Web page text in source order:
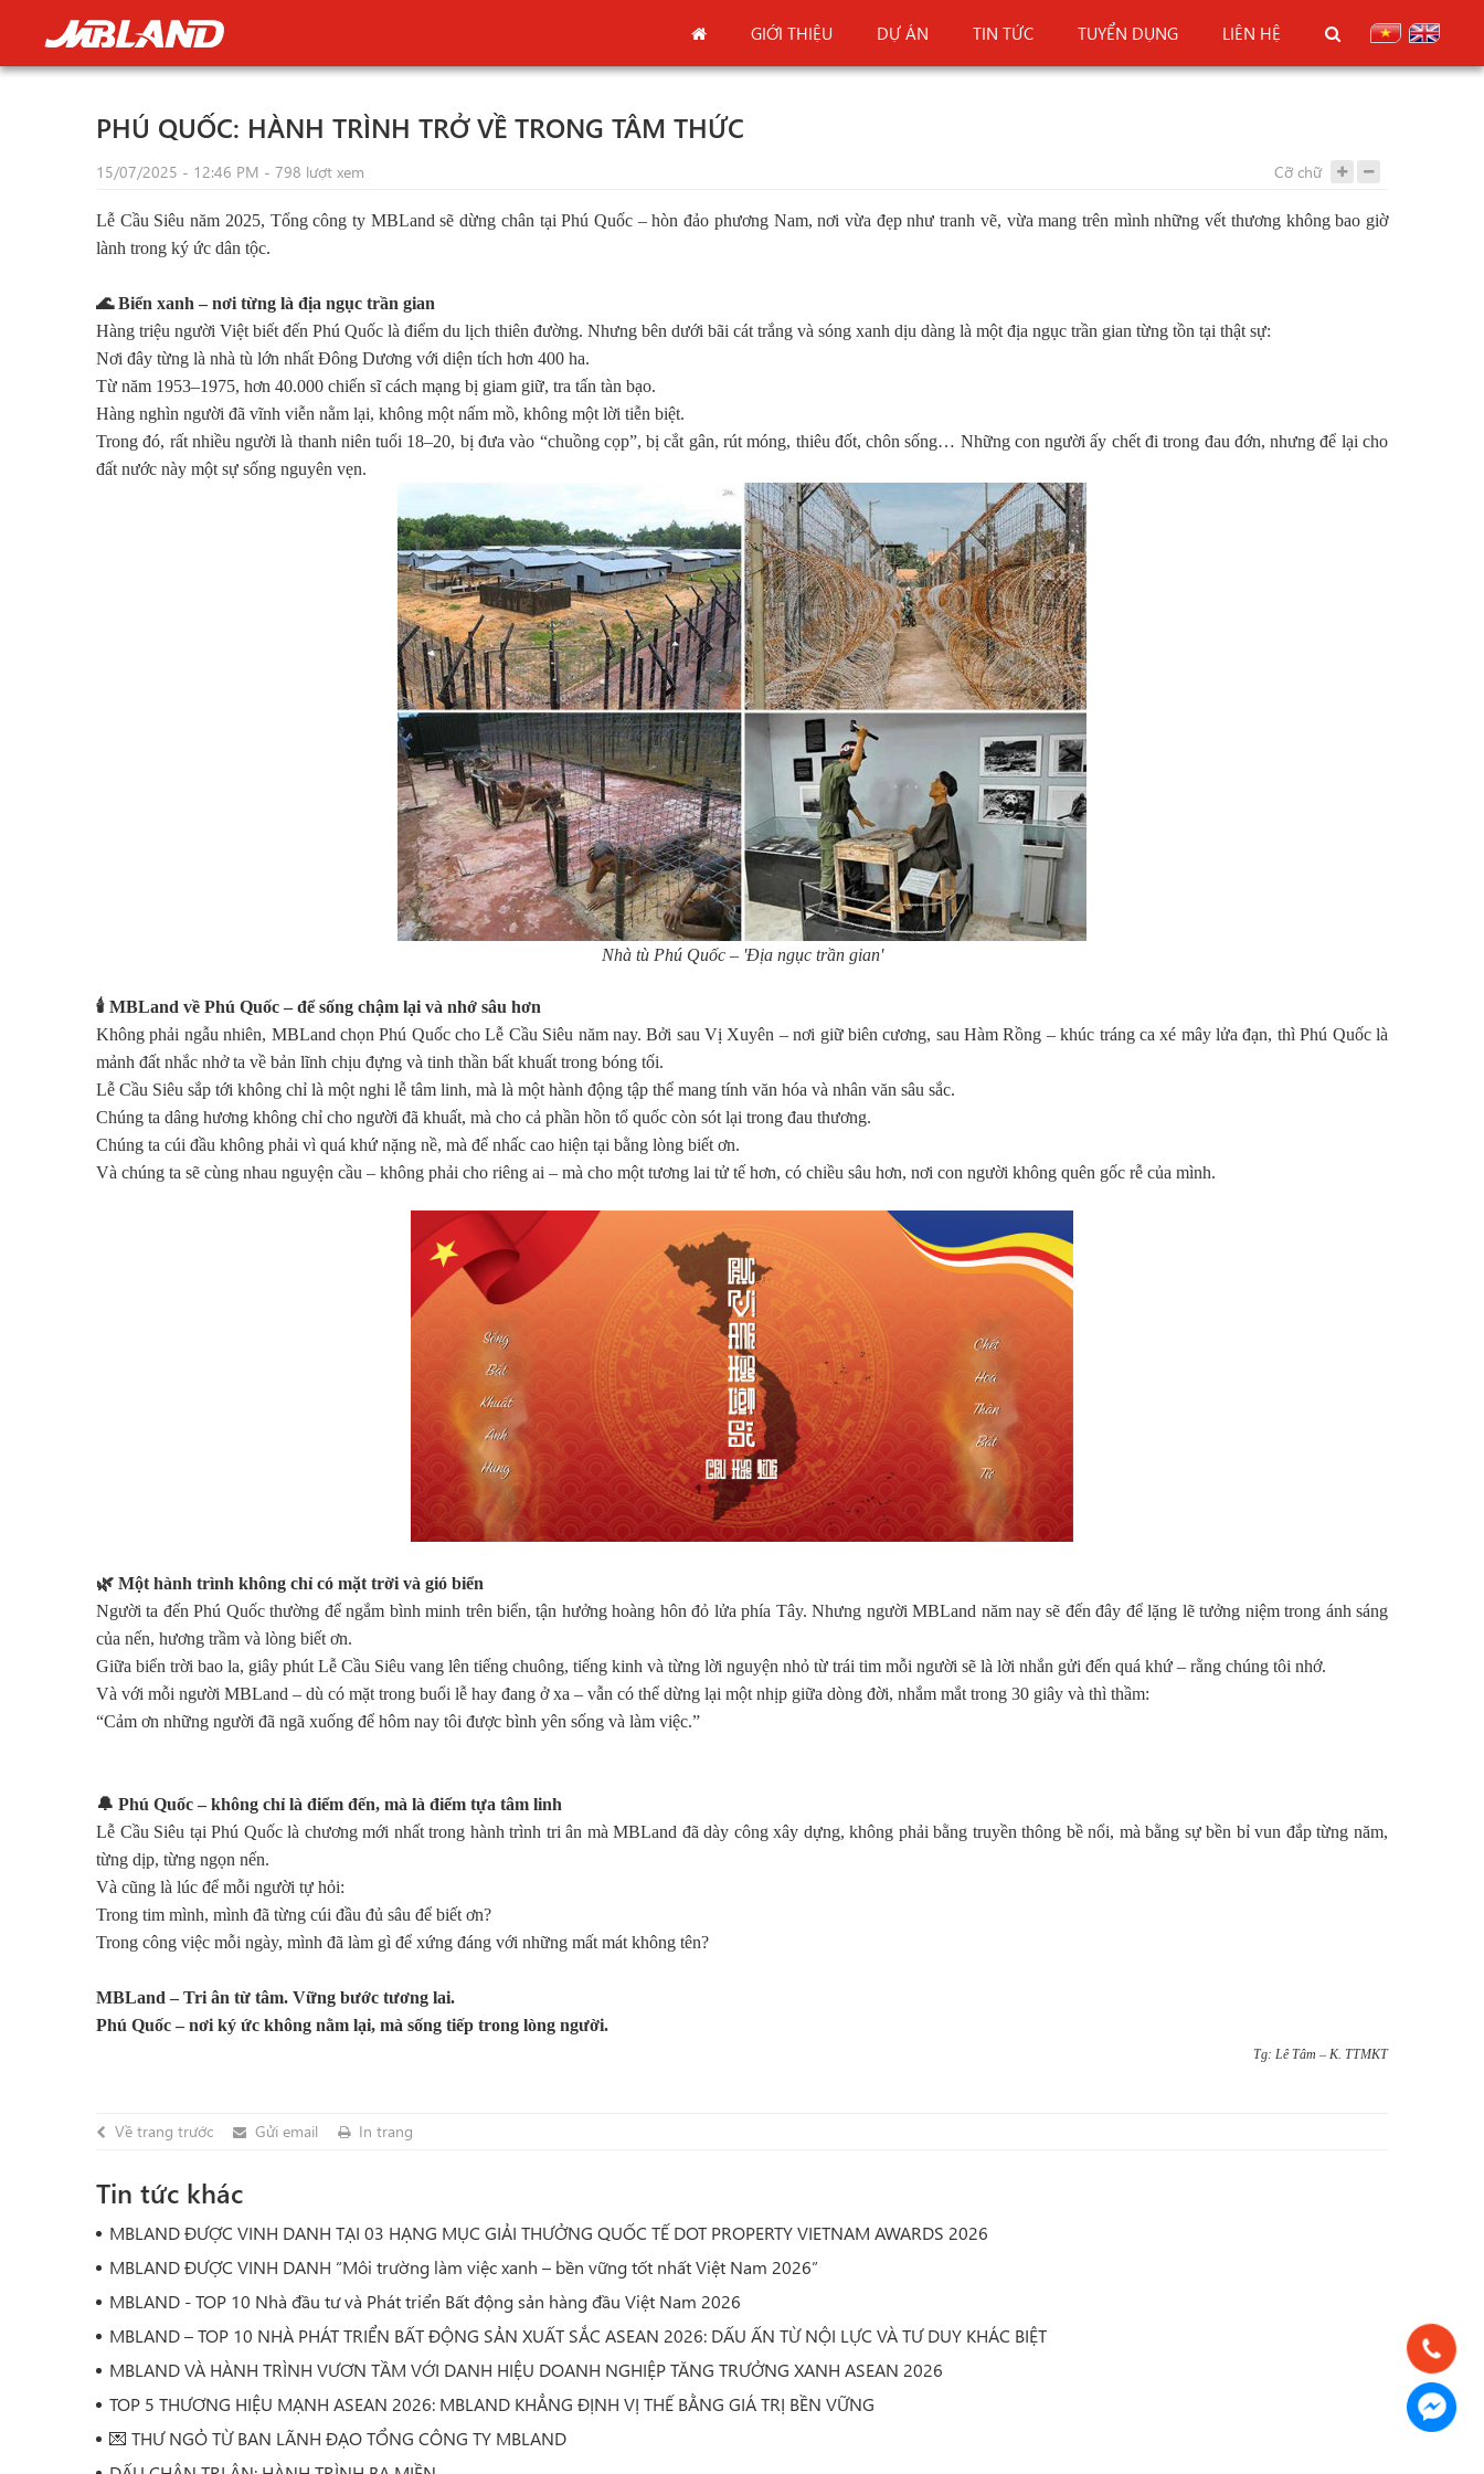
GIỚI THIỆU DỰ ÁN TIN TỨC TUYỂN DỤNG LIÊN HỆ
PHÚ QUỐC: HÀNH TRÌNH TRỞ VỀ TRONG TÂM THỨC
15/07/2025 - 12:46 PM - 798 lượt xem Cỡ chữ
Lễ Cầu Siêu năm 2025, Tổng công ty MBLand sẽ dừng chân tại Phú Quốc – hòn đảo phương Nam, nơi vừa đẹp như tranh vẽ, vừa mang trên mình những vết thương không bao giờ
lành trong ký ức dân tộc.
🌊Biển xanh – nơi từng là địa ngục trần gian
Hàng triệu người Việt biết đến Phú Quốc là điểm du lịch thiên đường. Nhưng bên dưới bãi cát trắng và sóng xanh dịu dàng là một địa ngục trần gian từng tồn tại thật sự:
Nơi đây từng là nhà tù lớn nhất Đông Dương với diện tích hơn 400 ha.
Từ năm 1953–1975, hơn 40.000 chiến sĩ cách mạng bị giam giữ, tra tấn tàn bạo.
Hàng nghìn người đã vĩnh viễn nằm lại, không một nấm mồ, không một lời tiễn biệt.
Trong đó, rất nhiều người là thanh niên tuổi 18–20, bị đưa vào “chuồng cọp”, bị cắt gân, rút móng, thiêu đốt, chôn sống… Những con người ấy chết đi trong đau đớn, nhưng để lại cho
đất nước này một sự sống nguyên vẹn.
Nhà tù Phú Quốc – 'Địa ngục trần gian'
🕯️ MBLand về Phú Quốc – để sống chậm lại và nhớ sâu hơn
Không phải ngẫu nhiên, MBLand chọn Phú Quốc cho Lễ Cầu Siêu năm nay. Bởi sau Vị Xuyên – nơi giữ biên cương, sau Hàm Rồng – khúc tráng ca xé mây lửa đạn, thì Phú Quốc là
mảnh đất nhắc nhở ta về bản lĩnh chịu đựng và tinh thần bất khuất trong bóng tối.
Lễ Cầu Siêu sắp tới không chỉ là một nghi lễ tâm linh, mà là một hành động tập thể mang tính văn hóa và nhân văn sâu sắc.
Chúng ta dâng hương không chỉ cho người đã khuất, mà cho cả phần hồn tổ quốc còn sót lại trong đau thương.
Chúng ta cúi đầu không phải vì quá khứ nặng nề, mà để nhấc cao hiện tại bằng lòng biết ơn.
Và chúng ta sẽ cùng nhau nguyện cầu – không phải cho riêng ai – mà cho một tương lai tử tế hơn, có chiều sâu hơn, nơi con người không quên gốc rễ của mình.
🌿 Một hành trình không chỉ có mặt trời và gió biển
Người ta đến Phú Quốc thường để ngắm bình minh trên biển, tận hưởng hoàng hôn đỏ lửa phía Tây. Nhưng người MBLand năm nay sẽ đến đây để lặng lẽ tưởng niệm trong ánh sáng
của nến, hương trầm và lòng biết ơn.
Giữa biển trời bao la, giây phút Lễ Cầu Siêu vang lên tiếng chuông, tiếng kinh và từng lời nguyện nhỏ từ trái tim mỗi người sẽ là lời nhắn gửi đến quá khứ – rằng chúng tôi nhớ.
Và với mỗi người MBLand – dù có mặt trong buổi lễ hay đang ở xa – vẫn có thể dừng lại một nhịp giữa dòng đời, nhắm mắt trong 30 giây và thì thầm:
“Cảm ơn những người đã ngã xuống để hôm nay tôi được bình yên sống và làm việc.”
🔔 Phú Quốc – không chỉ là điểm đến, mà là điểm tựa tâm linh
Lễ Cầu Siêu tại Phú Quốc là chương mới nhất trong hành trình tri ân mà MBLand đã dày công xây dựng, không phải bằng truyền thông bề nổi, mà bằng sự bền bỉ vun đắp từng năm,
từng dịp, từng ngọn nến.
Và cũng là lúc để mỗi người tự hỏi:
Trong tim mình, mình đã từng cúi đầu đủ sâu để biết ơn?
Trong công việc mỗi ngày, mình đã làm gì để xứng đáng với những mất mát không tên?
MBLand – Tri ân từ tâm. Vững bước tương lai.
Phú Quốc – nơi ký ức không nằm lại, mà sống tiếp trong lòng người.
Tg: Lê Tâm – K. TTMKT
Về trang trước Gửi email In trang
Tin tức khác
MBLAND ĐƯỢC VINH DANH TẠI 03 HẠNG MỤC GIẢI THƯỞNG QUỐC TẾ DOT PROPERTY VIETNAM AWARDS 2026
MBLAND ĐƯỢC VINH DANH “Môi trường làm việc xanh – bền vững tốt nhất Việt Nam 2026”
MBLAND - TOP 10 Nhà đầu tư và Phát triển Bất động sản hàng đầu Việt Nam 2026
MBLAND – TOP 10 NHÀ PHÁT TRIỂN BẤT ĐỘNG SẢN XUẤT SẮC ASEAN 2026: DẤU ẤN TỪ NỘI LỰC VÀ TƯ DUY KHÁC BIỆT
MBLAND VÀ HÀNH TRÌNH VƯƠN TẦM VỚI DANH HIỆU DOANH NGHIỆP TĂNG TRƯỞNG XANH ASEAN 2026
TOP 5 THƯƠNG HIỆU MẠNH ASEAN 2026: MBLAND KHẲNG ĐỊNH VỊ THẾ BẰNG GIÁ TRỊ BỀN VỮNG
💌 THƯ NGỎ TỪ BAN LÃNH ĐẠO TỔNG CÔNG TY MBLAND